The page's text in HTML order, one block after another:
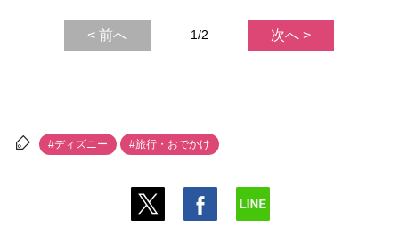
< 前へ 1/2 次へ >
#ディズニー #旅行・おでかけ